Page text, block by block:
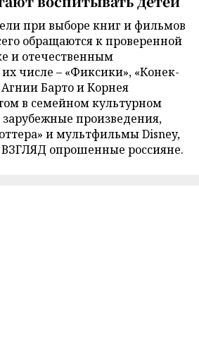
при выборе книг и фильмов
обращаются к проверенной
и отечественным
числе – «Фиксики», «Конек-
Барто и Корнея
в семейном культурном
зарубежные произведения,
и мультфильмы Disney,
ВЗГЛЯД опрошенные россияне.